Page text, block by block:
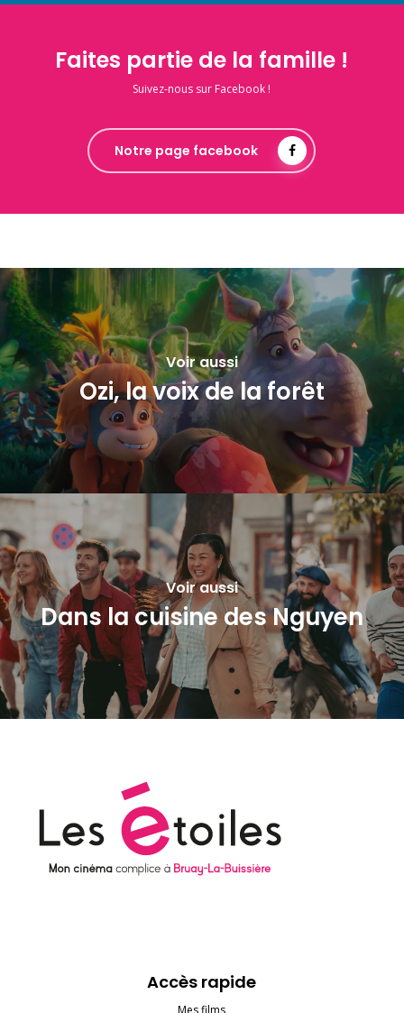
Faites partie de la famille !
Suivez-nous sur Facebook !
Notre page facebook
Voir aussi
Ozi, la voix de la forêt
Voir aussi
Dans la cuisine des Nguyen
Accès rapide
Mes films